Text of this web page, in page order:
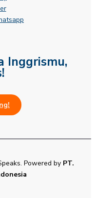
Inggrismu,
Powered by PT.